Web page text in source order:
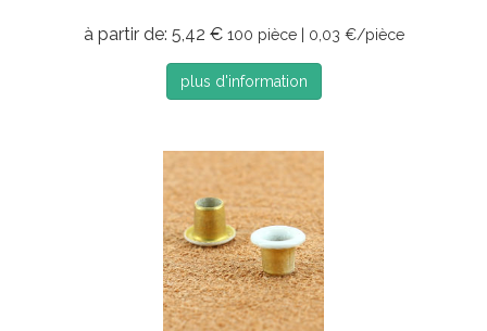
à partir de: 5,42 € 100 pièce | 0,03 €/pièce
plus d'information